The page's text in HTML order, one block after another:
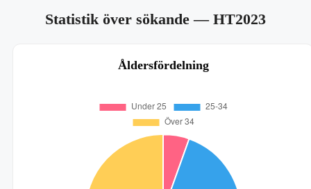
Statistik över sökande— HT2023
Åldersfördelning